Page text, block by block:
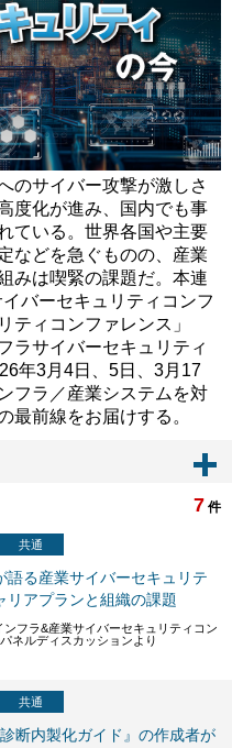
のサイバー攻撃が激しさ
度化が進み、国内でも事
ている。世界各国や主要
などを急ぐものの、産業
みは喫緊の課題だ。本連
バーセキュリティコンフ
ティコンファレンス」
ラサイバーセキュリティ
年3月4日、5日、3月17
フラ／産業システムを対
最前線をお届けする。
7 件
共通
語る産業サイバーセキュリテ
リアプランと組織の課題
ンフラ&産業サイバーセキュリティコン
ネルディスカッションより
共通
断内製化ガイド』の作成者が